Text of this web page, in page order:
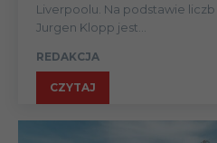
Liverpoolu. Na podstawie
Jurgen Klopp jest...
REDAKCJA
CZYTAJ